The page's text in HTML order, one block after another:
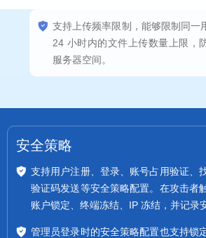
支持上传频率限制，能够限制同一用户
24 小时内的文件上传数量上限，防止
服务器空间。
安全策略
支持用户注册、登录、账号占用验证、
验证码发送等安全策略配置。在攻击者
账户锁定、终端冻结、IP 冻结，并记录
管理员登录时的安全策略配置也支持锁